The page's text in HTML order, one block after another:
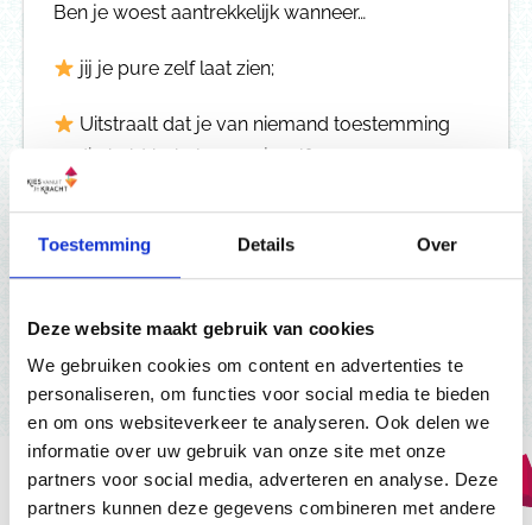
Toestemming Details Over
Deze website maakt gebruik van cookies
We gebruiken cookies om content en advertenties te
personaliseren, om functies voor social media te bieden
en om ons websiteverkeer te analyseren. Ook delen we
informatie over uw gebruik van onze site met onze
partners voor social media, adverteren en analyse. Deze
partners kunnen deze gegevens combineren met andere
Ben je woest aantrekkelijk wanneer…
jij je pure zelf laatzien;
Uitstraalt dat je van niemand toestemming
nodig hebt behalve van jezelf;
je erop vertrouwt dat je, zonder al te veel
inspanning, de mensen die jouw wijsheid willen
horen aantrekt.
Wil je meer?